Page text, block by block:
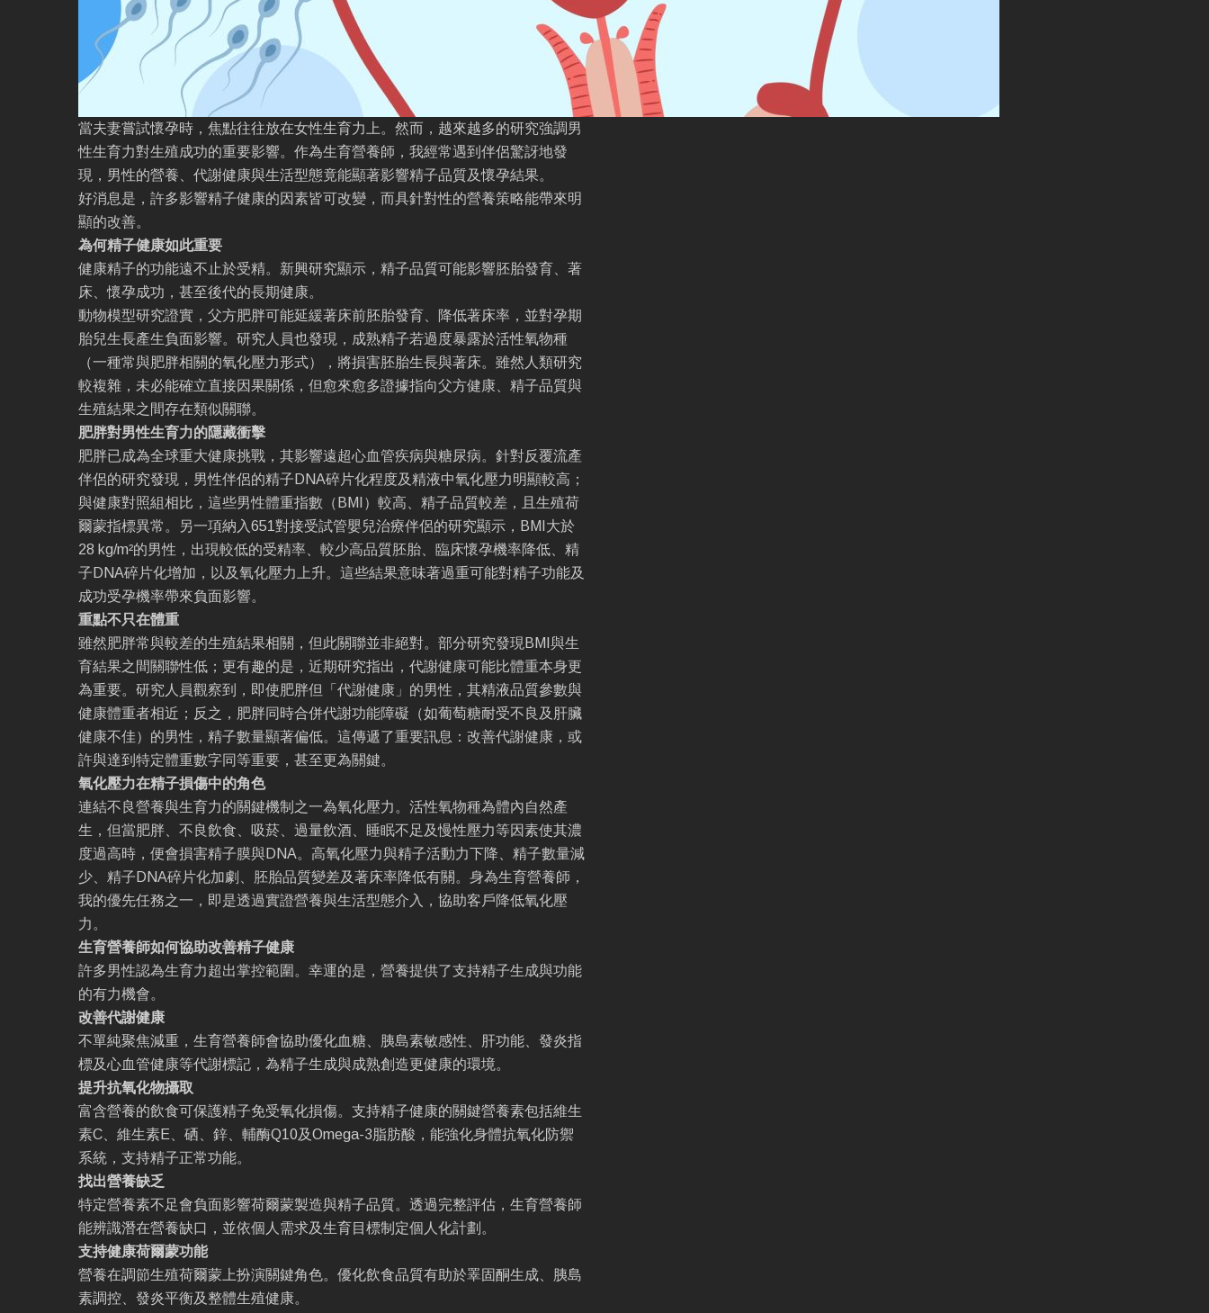
當夫妻嘗試懷孕時，焦點往往放在女性生育力上。然而，越來越多的研究強調男
性生育力對生殖成功的重要影響。作為生育營養師，我經常遇到伴侶驚訝地發
現，男性的營養、代謝健康與生活型態竟能顯著影響精子品質及懷孕結果。
好消息是，許多影響精子健康的因素皆可改變，而具針對性的營養策略能帶來明
顯的改善。
為何精子健康如此重要
健康精子的功能遠不止於受精。新興研究顯示，精子品質可能影響胚胎發育、著
床、懷孕成功，甚至後代的長期健康。
動物模型研究證實，父方肥胖可能延緩著床前胚胎發育、降低著床率，並對孕期
胎兒生長產生負面影響。研究人員也發現，成熟精子若過度暴露於活性氧物種
（一種常與肥胖相關的氧化壓力形式），將損害胚胎生長與著床。雖然人類研究
較複雜，未必能確立直接因果關係，但愈來愈多證據指向父方健康、精子品質與
生殖結果之間存在類似關聯。
肥胖對男性生育力的隱藏衝擊
肥胖已成為全球重大健康挑戰，其影響遠超心血管疾病與糖尿病。針對反覆流產
伴侶的研究發現，男性伴侶的精子DNA碎片化程度及精液中氧化壓力明顯較高；
與健康對照組相比，這些男性體重指數（BMI）較高、精子品質較差，且生殖荷
爾蒙指標異常。另一項納入651對接受試管嬰兒治療伴侶的研究顯示，BMI大於
28 kg/m²的男性，出現較低的受精率、較少高品質胚胎、臨床懷孕機率降低、精
子DNA碎片化增加，以及氧化壓力上升。這些結果意味著過重可能對精子功能及
成功受孕機率帶來負面影響。
重點不只在體重
雖然肥胖常與較差的生殖結果相關，但此關聯並非絕對。部分研究發現BMI與生
育結果之間關聯性低；更有趣的是，近期研究指出，代謝健康可能比體重本身更
為重要。研究人員觀察到，即使肥胖但「代謝健康」的男性，其精液品質參數與
健康體重者相近；反之，肥胖同時合併代謝功能障礙（如葡萄糖耐受不良及肝臟
健康不佳）的男性，精子數量顯著偏低。這傳遞了重要訊息：改善代謝健康，或
許與達到特定體重數字同等重要，甚至更為關鍵。
氧化壓力在精子損傷中的角色
連結不良營養與生育力的關鍵機制之一為氧化壓力。活性氧物種為體內自然產
生，但當肥胖、不良飲食、吸菸、過量飲酒、睡眠不足及慢性壓力等因素使其濃
度過高時，便會損害精子膜與DNA。高氧化壓力與精子活動力下降、精子數量減
少、精子DNA碎片化加劇、胚胎品質變差及著床率降低有關。身為生育營養師，
我的優先任務之一，即是透過實證營養與生活型態介入，協助客戶降低氧化壓
力。
生育營養師如何協助改善精子健康
許多男性認為生育力超出掌控範圍。幸運的是，營養提供了支持精子生成與功能
的有力機會。
改善代謝健康
不單純聚焦減重，生育營養師會協助優化血糖、胰島素敏感性、肝功能、發炎指
標及心血管健康等代謝標記，為精子生成與成熟創造更健康的環境。
提升抗氧化物攝取
富含營養的飲食可保護精子免受氧化損傷。支持精子健康的關鍵營養素包括維生
素C、維生素E、硒、鋅、輔酶Q10及Omega-3脂肪酸，能強化身體抗氧化防禦
系統，支持精子正常功能。
找出營養缺乏
特定營養素不足會負面影響荷爾蒙製造與精子品質。透過完整評估，生育營養師
能辨識潛在營養缺口，並依個人需求及生育目標制定個人化計劃。
支持健康荷爾蒙功能
營養在調節生殖荷爾蒙上扮演關鍵角色。優化飲食品質有助於睪固酮生成、胰島
素調控、發炎平衡及整體生殖健康。